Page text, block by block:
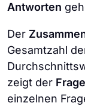
Antworten
Der
Gesamtzahl
zeigt der
einzelnen